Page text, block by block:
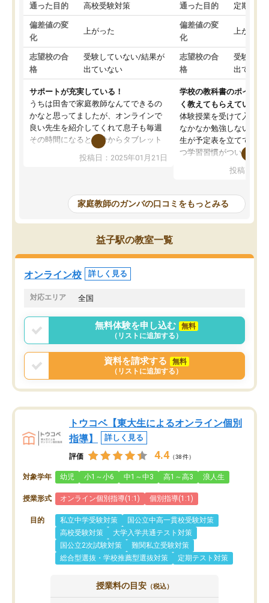
通った目的 高校受験対策
偏差値の変
化
上がった
志望校の合
格
受験していない/結果が
出ていない
サポートが充実している！
うちは田舎で家庭教師なんてできるの
かなと思ってましたが、オンラインで
良い先生を紹介してくれて息子も毎週
その時間になると自分からタブレット
を開いてzoomを繋げるようになりまし
た！5科目なんでもOKなのもとても気
めて1年ほどだった今では平均点以上の
科目が増えてきました！あと1年受験ま
であるので無料の週末教室を使用しな
がら頑張って欲しいと思います！
投稿日：2025年01月21日
通った目的 定期テス
偏差値の変
化
上がった
志望校の合
格
受験して
出ていな
学校の教科書のポイント
く教えてもらえている
体験授業を受けて入塾し
なかなか勉強しない息子
生が予定表を立ててくれ
つ学習習慣がついてきま
指導が無い日も予定表
問できるのでとても助か
投稿日：
家庭教師のガンバの口コミをもっとみる
益子駅の教室一覧
オンライン校 詳しく見る
対応エリア 全国
無料体験を申し込む
無料
（リストに追加する）
資料を請求する
無料
（リストに追加する）
トウコベ【東大生によるオンライン個別
指導】
詳しく見る
評価 4.4 （38件）
対象学年 幼児 小1～小6 中1～中3 高1～高3 浪人生
授業形式 オンライン個別指導(1:1) 個別指導(1:1)
目的 私立中学受験対策
国公立中高一貫校受験対策
高校受験対策
大学入学共通テスト対策
国公立2次試験対策
難関私立受験対策
総合型選抜・学校推薦型選抜対策
定期テスト対策
授業料の目安 （税込）